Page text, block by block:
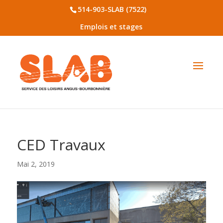
514-903-SLAB (7522)
Emplois et stages
CED Travaux
Mai 2, 2019